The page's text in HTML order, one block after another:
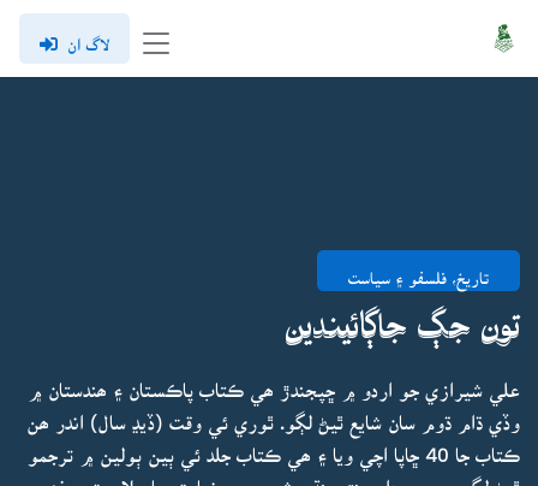
لاگ ان
تاريخ، فلسفو ۽ سياست
تون جڳ جاڳائيندين
علي شيرازي جو اردو ۾ ڇپجندڙ ھي ڪتاب پاڪستان ۽ ھندستان ۾
وڏي ڌام ڌوم سان شايع ٿيڻ لڳو. ٿوري ئي وقت (ڏيڍ سال) اندر ھن
ڪتاب جا 40 ڇاپا اچي ويا ۽ ھي ڪتاب جلد ئي ٻين ٻولين ۾ ترجمو
ٿيڻ لڳو. مير سردار چنڙ سنڌي شعبي جو نهايت، باصلاحيت ۽ ذهين